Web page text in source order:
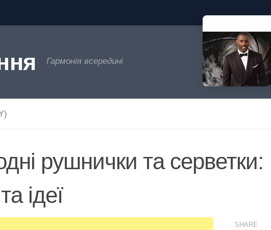
Гармонія всередині
рушнички та серветки:
ідеї
SHARE